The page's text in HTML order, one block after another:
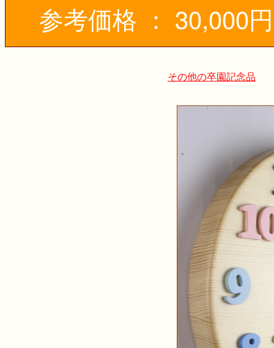
参考価格 ：
その他の卒園記念品